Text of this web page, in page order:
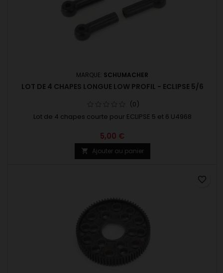
MARQUE: SCHUMACHER
LOT DE 4 CHAPES LONGUE LOW PROFIL - ECLIPSE 5/6
(0)
Lot de 4 chapes courte pour ECLIPSE 5 et 6 U4968
5,00 €
 Ajouter au panier
favorite_border